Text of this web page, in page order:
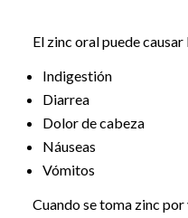
El zinc oral puede
Indigestión
Diarrea
Dolor de cabeza
Náuseas
Vómitos
Cuando se toma zinc